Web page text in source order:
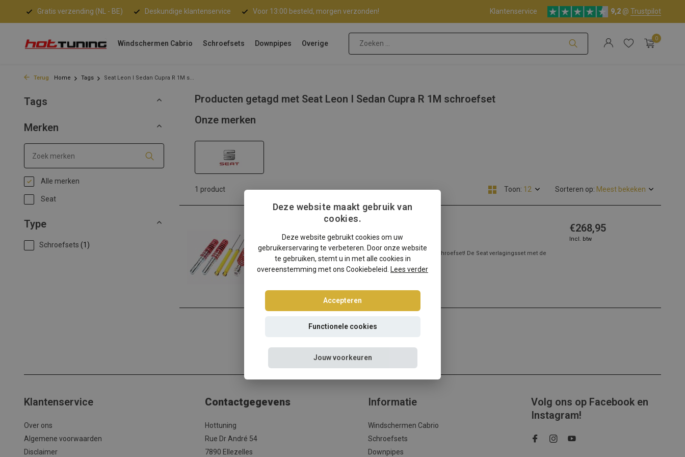
Gratis verzending (NL - BE) Deskundige klantenservice Voor 13:00 besteld, morgen verzonden! Klantenservice 9,2 @ Trustpilot
Windschermen Cabrio Schroefsets Downpipes Overige
0
Terug Home Tags Seat Leon I Sedan Cupra R 1M s...
Tags
Merken
Alle merken
Seat
Type
Schroefsets (1)
Producten getagd met Seat Leon I Sedan Cupra R 1M schroefset
Onze merken
1 product Toon: Sorteren op:
Seat Leon 1M schroefset
Seat Leon 1M verlagen? Kies dan voor deze Ta-Technix schroefset! De Seat verlagingsset met de
beste prijs/kwaliteit ver...
Lees meer
€268,95
Incl. btw
Klantenservice
Over ons
Algemene voorwaarden
Disclaimer
Contactgegevens
Hottuning
Rue Dr André 54
7890 Ellezelles
Informatie
Windschermen Cabrio
Schroefsets
Downpipes
Volg ons op Facebook en
Instagram!
Deze website maakt gebruik van
cookies.
Deze website gebruikt cookies om uw
gebruikerservaring te verbeteren. Door onze website
te gebruiken, stemt u in met alle cookies in
overeenstemming met ons Cookiebeleid. Lees verder
Accepteren
Functionele cookies
Jouw voorkeuren